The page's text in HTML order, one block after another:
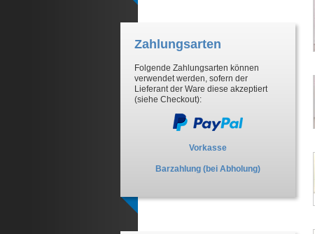
Zahlungsarten
Folgende Zahlungsarten können
verwendet werden, sofern der
Lieferant der Ware diese akzeptiert
(siehe Checkout):
Vorkasse
Barzahlung (bei Abholung)